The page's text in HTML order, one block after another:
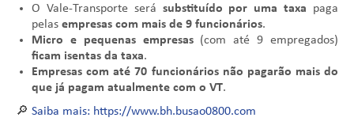
O Vale-Transporte será substituído por uma taxa paga
pelas empresas com mais de 9 funcionários.
Micro e pequenas empresas(com até 9 empregados)
ficam isentas da taxa.
Empresas com até 70 funcionários não pagarão mais do
que já pagam atualmente com o VT.
🔎 Saiba mais: https://www.bh.busao0800.com